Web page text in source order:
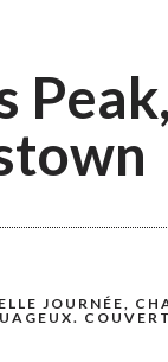
JOURNÉE,